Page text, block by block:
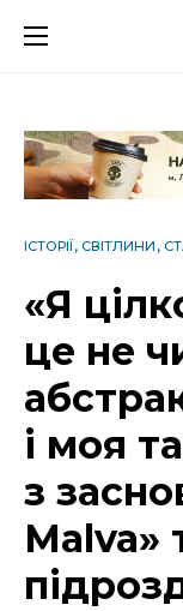
ІСТОРІЇ СВІТЛИНИ
«Я
це не
і моя
з
Malva»